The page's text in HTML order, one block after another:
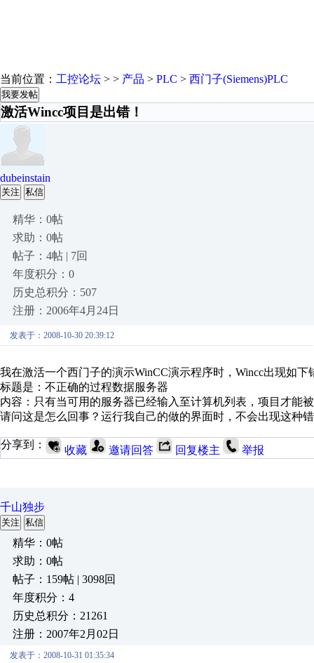
当前位置： 工控论坛 > > 产品 > PLC > 西门子(Siemens)PLC
我要发帖
激活Wincc项目是出错！
dubeinstain
关注 私信
精华：0帖
求助：0帖
帖子：4帖 | 7回
年度积分：0
历史总积分：507
注册：2006年4月24日
发表于：2008-10-30 20:39:12
我在激活一个西门子的演示WinCC演示程序时，Wincc出现如下
标题是：不正确的过程数据服务器
内容：只有当可用的服务器已经输入至计算机列表，项目才能
请问这是怎么回事？运行我自己的做的界面时，不会出现这种
分享到： 收藏 邀请回答 回复楼主 举报
千山独步
关注 私信
精华：0帖
求助：0帖
帖子：159帖 | 3098回
年度积分：4
历史总积分：21261
注册：2007年2月02日
发表于：2008-10-31 01:35:34